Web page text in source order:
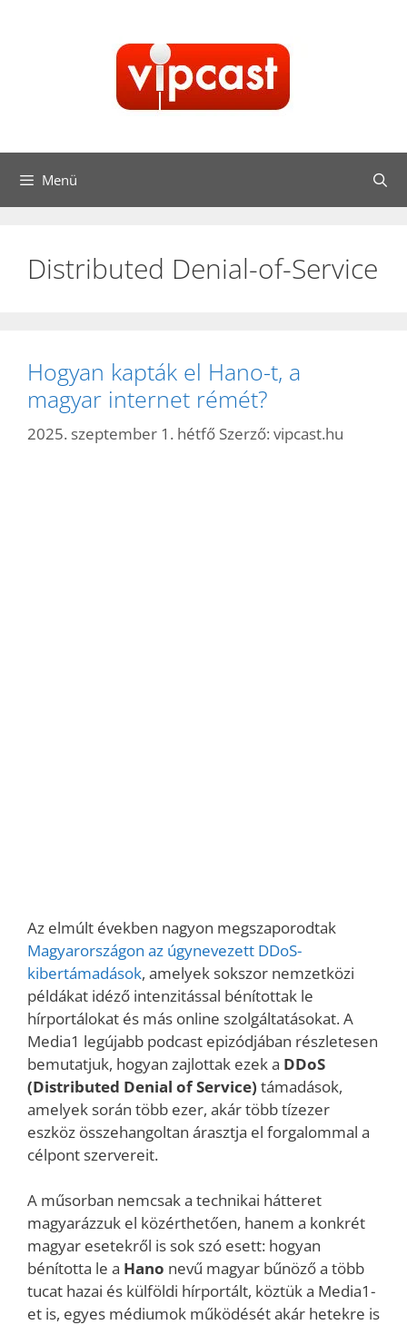
Menü
Distributed Denial-of-Service
Hogyan kapták el Hano-t, a
magyar internet rémét?
2025. szeptember 1. hétfő Szerző: vipcast.hu
Az elmúlt években nagyon megszaporodtak
Magyarországon az úgynevezett DDoS-
kibertámadások, amelyek sokszor nemzetközi
példákat idéző intenzitással bénítottak le
hírportálokat és más online szolgáltatásokat. A
Media1 legújabb podcast epizódjában részletesen
bemutatjuk, hogyan zajlottak ezek a DDoS
(Distributed Denial of Service) támadások,
amelyek során több ezer, akár több tízezer
eszköz összehangoltan árasztja el forgalommal a
célpont szervereit.
A műsorban nemcsak a technikai hátteret
magyarázzuk el közérthetően, hanem a konkrét
magyar esetekről is sok szó esett: hogyan
bénította le a Hano nevű magyar bűnöző a több
tucat hazai és külföldi hírportált, köztük a Media1-
et is, egyes médiumok működését akár hetekre is